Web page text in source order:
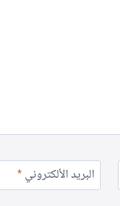
البريد الألكتروني*